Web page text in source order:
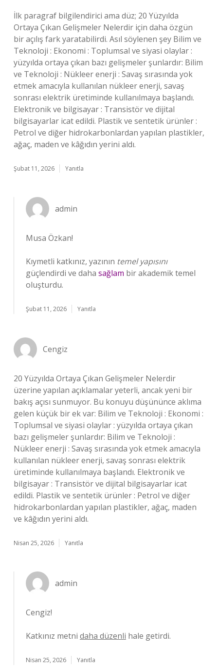
İlk paragraf bilgilendirici ama düz; 20 Yüzyılda
Ortaya Çıkan Gelişmeler Nelerdir için daha özgün
bir açılış fark yaratabilirdi. Asıl söylenen şey Bilim ve
Teknoloji : Ekonomi : Toplumsal ve siyasi olaylar :
yüzyılda ortaya çıkan bazı gelişmeler şunlardır: Bilim
ve Teknoloji : Nükleer enerji : Savaş sırasında yok
etmek amacıyla kullanılan nükleer enerji, savaş
sonrası elektrik üretiminde kullanılmaya başlandı.
Elektronik ve bilgisayar : Transistör ve dijital
bilgisayarlar icat edildi. Plastik ve sentetik ürünler :
Petrol ve diğer hidrokarbonlardan yapılan plastikler,
ağaç, maden ve kâğıdın yerini aldı.
Şubat 11, 2026 Yanıtla
admin
Musa Özkan!
Kıymetli katkınız, yazının temel yapısını
güçlendirdi ve daha sağlam bir akademik temel
oluşturdu.
Şubat 11, 2026 Yanıtla
Cengiz
20 Yüzyılda Ortaya Çıkan Gelişmeler Nelerdir
üzerine yapılan açıklamalar yeterli, ancak yeni bir
bakış açısı sunmuyor. Bu konuyu düşününce aklıma
gelen küçük bir ek var: Bilim ve Teknoloji : Ekonomi :
Toplumsal ve siyasi olaylar : yüzyılda ortaya çıkan
bazı gelişmeler şunlardır: Bilim ve Teknoloji :
Nükleer enerji : Savaş sırasında yok etmek amacıyla
kullanılan nükleer enerji, savaş sonrası elektrik
üretiminde kullanılmaya başlandı. Elektronik ve
bilgisayar : Transistör ve dijital bilgisayarlar icat
edildi. Plastik ve sentetik ürünler : Petrol ve diğer
hidrokarbonlardan yapılan plastikler, ağaç, maden
ve kâğıdın yerini aldı.
Nisan 25, 2026 Yanıtla
admin
Cengiz!
Katkınız metni daha düzenli hale getirdi.
Nisan 25, 2026 Yanıtla